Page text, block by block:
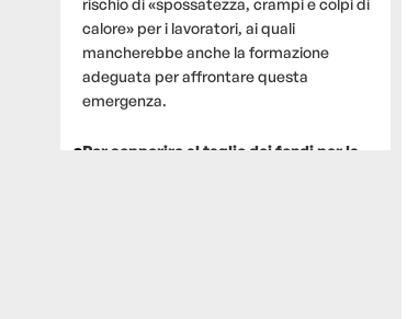
calore» per i lavoratori, ai quali
mancherebbe anche la formazione
adeguata per affrontare questa
emergenza.
Per sopperire al taglio dei fondi per la